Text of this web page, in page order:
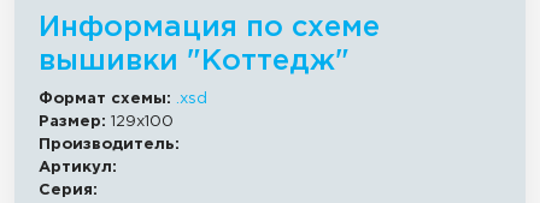
Информация по схеме
вышивки "Коттедж"
Формат схемы:
.xsd
Размер: 129x100
Производитель:
Артикул:
Серия: